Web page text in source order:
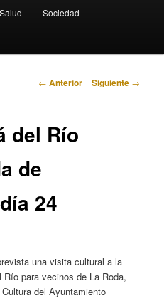
Salud Sociedad
Navegación
← Anterior Siguiente →
del Río
de
24
una visita cultural a la
para vecinos de La Roda,
del Ayuntamiento